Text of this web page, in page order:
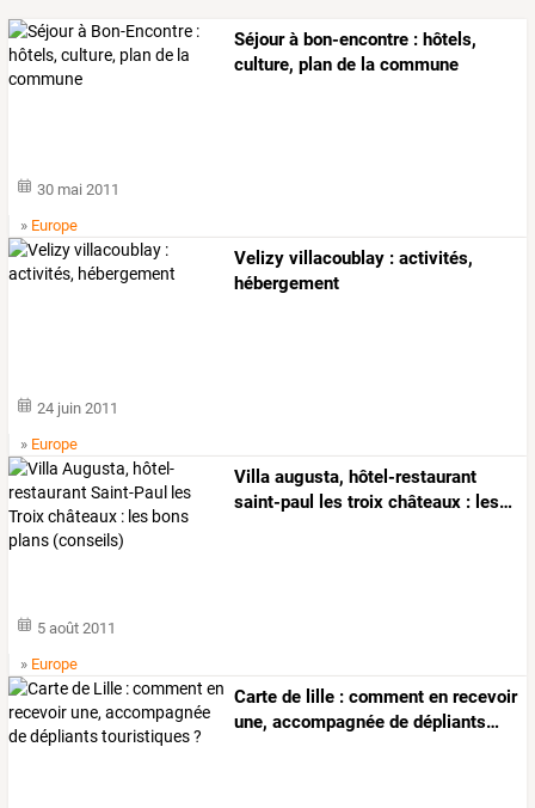
Séjour à bon-encontre : hôtels,
culture, plan de la commune
30 mai 2011
» Europe
Velizy villacoublay : activités,
hébergement
24 juin 2011
» Europe
Villa augusta, hôtel-restaurant
saint-paul
les troix châteaux : les…
5 août 2011
» Europe
Carte de lille : comment en recevoir
une, accompagnée de dépliants…